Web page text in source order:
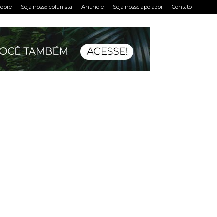
Seja nosso colunista Anuncie Seja nosso apoiador Contato